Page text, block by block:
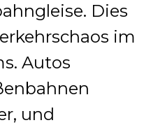
Dies
im
Autos
und